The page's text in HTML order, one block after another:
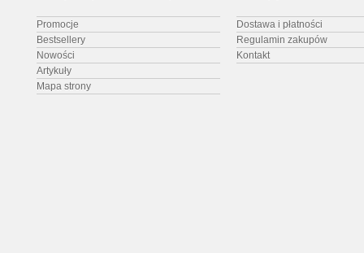
Promocje
Bestsellery
Nowości
Artykuły
Mapa strony
Dostawa i płatności
Regulamin zakupów
Kontakt